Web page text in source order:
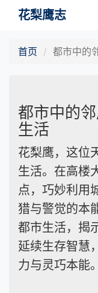
花梨鹰志
首页 都市中的
都市中的
生活
花梨鹰，这位
生活。在高楼
点，巧妙利用
猎与警觉的本
都市生活，揭
延续生存智慧
力与灵巧本能。